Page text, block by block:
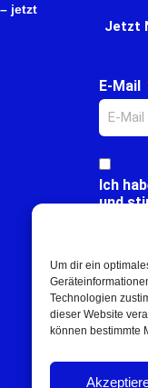
Um dir ein
Technologien
dieser Website
können bestimmte
jetzt
Jetzt
E-Mail
Ich
und